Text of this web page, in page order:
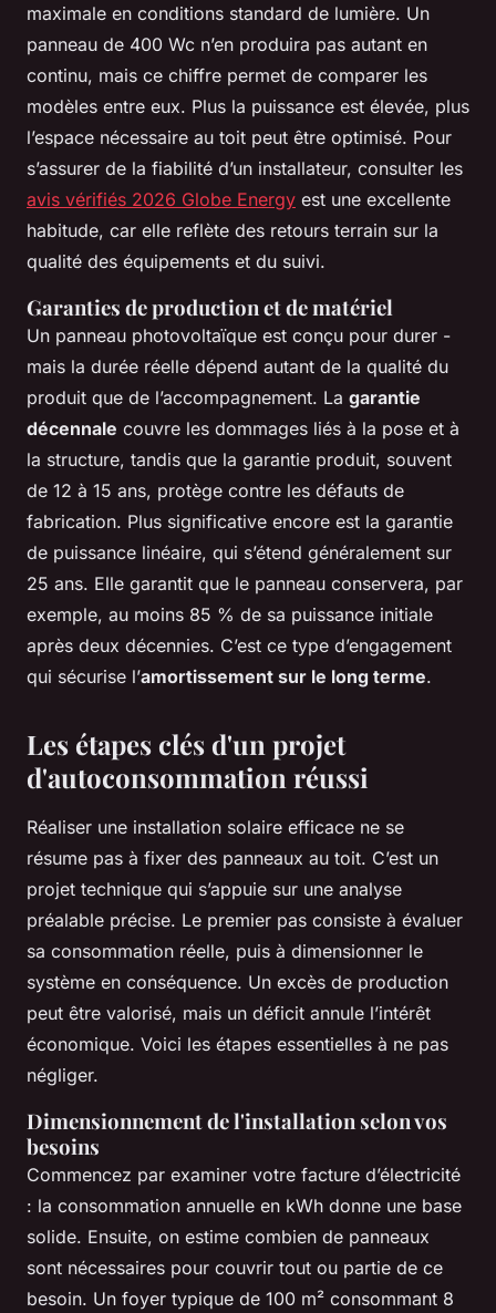
maximale en conditions standard de lumière. Un
panneau de 400 Wc n’en produira pas autant en
continu, mais ce chiffre permet de comparer les
modèles entre eux. Plus la puissance est élevée, plus
l’espace nécessaire au toit peut être optimisé. Pour
s’assurer de la fiabilité d’un installateur, consulter les
avis vérifiés 2026 Globe Energy est une excellente
habitude, car elle reflète des retours terrain sur la
qualité des équipements et du suivi.
Garanties de production et de matériel
Un panneau photovoltaïque est conçu pour durer -
mais la durée réelle dépend autant de la qualité du
produit que de l’accompagnement. La garantie
décennale couvre les dommages liés à la pose et à
la structure, tandis que la garantie produit, souvent
de 12 à 15 ans, protège contre les défauts de
fabrication. Plus significative encore est la garantie
de puissance linéaire, qui s’étend généralement sur
25 ans. Elle garantit que le panneau conservera, par
exemple, au moins 85 % de sa puissance initiale
après deux décennies. C’est ce type d’engagement
qui sécurise l’amortissement sur le long terme.
Les étapes clés d'un projet
d'autoconsommation réussi
Réaliser une installation solaire efficace ne se
résume pas à fixer des panneaux au toit. C’est un
projet technique qui s’appuie sur une analyse
préalable précise. Le premier pas consiste à évaluer
sa consommation réelle, puis à dimensionner le
système en conséquence. Un excès de production
peut être valorisé, mais un déficit annule l’intérêt
économique. Voici les étapes essentielles à ne pas
négliger.
Dimensionnement de l'installation selon vos
besoins
Commencez par examiner votre facture d’électricité
: la consommation annuelle en kWh donne une base
solide. Ensuite, on estime combien de panneaux
sont nécessaires pour couvrir tout ou partie de ce
besoin. Un foyer typique de 100 m² consommant 8